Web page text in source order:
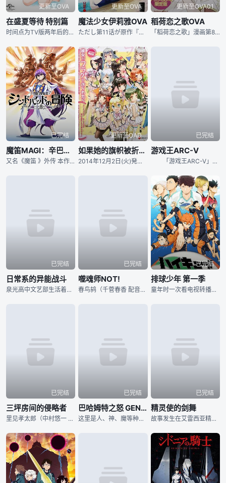
更新至OVA
在盛夏等待 特别篇
时间点为TV版两年后的暑假。海人成为了高中三年生，其他人亦踏出了自己的道路。有天，去了海人家中游玩的哲郎发现了一卷磁带，而当中记录的正是两年前的暑假、拍摄电影前所拍摄的试拍。
更新至OVA
魔法少女伊莉雅OVA
ただし第11话が原作『ドライ!!』4巻の限定版にOADとして付属する。
更新至OVA01
稻荷恋之歌OVA
「稻荷恋之歌」漫画第8卷限定版同捆动画BD。
已完结
魔笛MAGI：辛巴达的冒险
又名《魔笛 》外传 本作作为《魔笛 》的前章，主要讲述的是围绕30年前少年时期的七海霸主辛巴德展开的全新魔导冒险谭，而各位也能从本作中看到《魔笛 》中一些角色年轻时候的样子。
更新至OAD
如果她的旗帜被折断了OAD
2014年12月2日(火)発売の「彼女がフラグをおられたら」はオリジナルアニメDVD(约23分)付き限定版が同时発売!! 原作者、竹井10日自らが书き下ろしオリジナル脚本を制作。 クエスト寮の
已完结
游戏王ARC-V
「游戏王ARC-V」是「游戏王」系列的第5部作品。于2014年4月6日和11日分别在东京电视台和BS日本首播。在东京电视台于每周日17：30（北京时间16:30）放送。该作的角色原案不再由原作者高
已完结
日常系的异能战斗
泉光高中文艺部生活着一群性格各异的青春男女，其中高中二年级的安藤寿来（冈本信彦 配音）是一个典型的中二病，他每天梦想拥有超能力来拯救世界，谁想到不切实际的愿望竟然真的实现了。在毫无征兆的日子里，安
已完结
噬魂师NOT!
春鸟鸫（千菅春香 配音）是一位十四岁的平凡少女，她即将进入著名的死神武器工匠专科学校开始崭新的高中生活，在入校第一天，小鸫就幸运的遇见了EAT的玛嘉（小见川千明 配音），玛嘉送给了小鸫一本书，就此
已完结
排球少年 第一季
童年时一次看电视转播的经历，在少年日向翔阳（村濑步 配音）的心中种下了排球的种子。他在初中时代是排球部的主将，可是人丁寥落的排球部始终没有起色，唯一一场比赛也以惨败告终。在此之后，他终于如愿考入梦
已完结
三坪房间的侵略者
里见孝太郎（中村悠一 配音）是一位看似再普通不过的高中生，居住在房租极为廉价的可乐娜庄公寓106号房间，过着平静的生活。令孝太郎再也没有想到的是，在某一天，他波澜不惊的生活会因为一位少女的出现而彻
已完结
巴哈姆特之怒 GENESIS
这里是人、神、魔等种族共同生活的神秘世界，密斯塔尔希亚 过去，黑银之翼的巴哈姆特曾几乎令这个世界毁灭 但人，神，魔三族共同战斗 作出了巨大的牺牲后，终于把它的力量封印了起来 接着，神与魔两
已完结
精灵使的剑舞
故事发生在艾雷西亚精灵学院之中，在这里学习深造的都是出身名门的千金大小姐们，她们要学会如何成为一名合格的精灵使。风早神人（古川慎 配音）是一名平凡的十六岁少年，一次意外之中，他撞见了少女克雷尔（木